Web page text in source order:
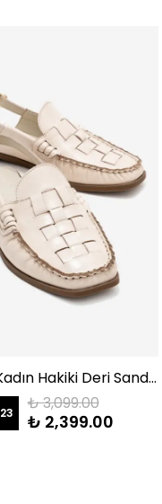
Clifford Kadın Hakiki Deri Sandalet Bej
23 ₺ 3,099.00
₺ 2,399.00